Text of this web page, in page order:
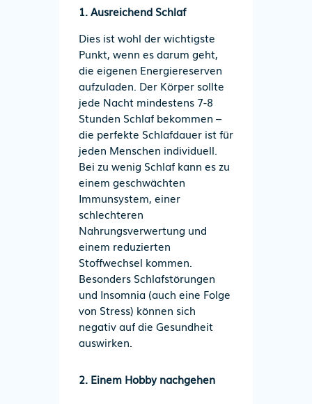
1. Ausreichend Schlaf
Dies ist wohl der wichtigste
Punkt, wenn es darum geht,
die eigenen Energiereserven
aufzuladen. Der Körper sollte
jede Nacht mindestens 7-8
Stunden Schlaf bekommen –
die perfekte Schlafdauer ist für
jeden Menschen individuell.
Bei zu wenig Schlaf kann es zu
einem geschwächten
Immunsystem, einer
schlechteren
Nahrungsverwertung und
einem reduzierten
Stoffwechsel kommen.
Besonders Schlafstörungen
und Insomnia (auch eine Folge
von Stress) können sich
negativ auf die Gesundheit
auswirken.
2. Einem Hobby nachgehen